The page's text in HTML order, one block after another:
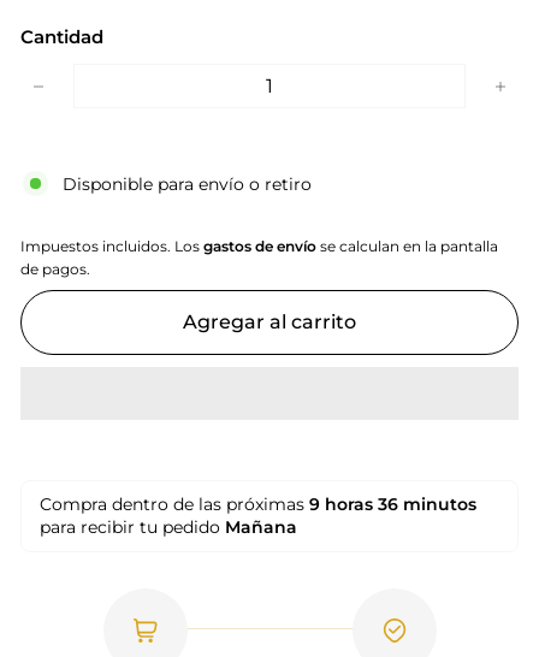
Cantidad
Disponible para envío o retiro
Impuestos incluidos. Los gastos de envío se calculan en la pantalla
de pagos.
Agregar al carrito
Compra dentro de las próximas 9 horas 36 minutos
para recibir tu pedido Mañana